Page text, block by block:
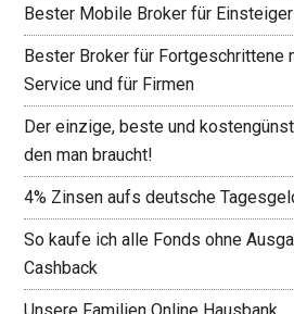
Bester Mobile Broker für
Bester Broker für Fortgeschrittene
Service und für Firmen
Der einzige, beste und
den man braucht!
4% Zinsen aufs deutsche
So kaufe ich alle Fonds ohne
Cashback